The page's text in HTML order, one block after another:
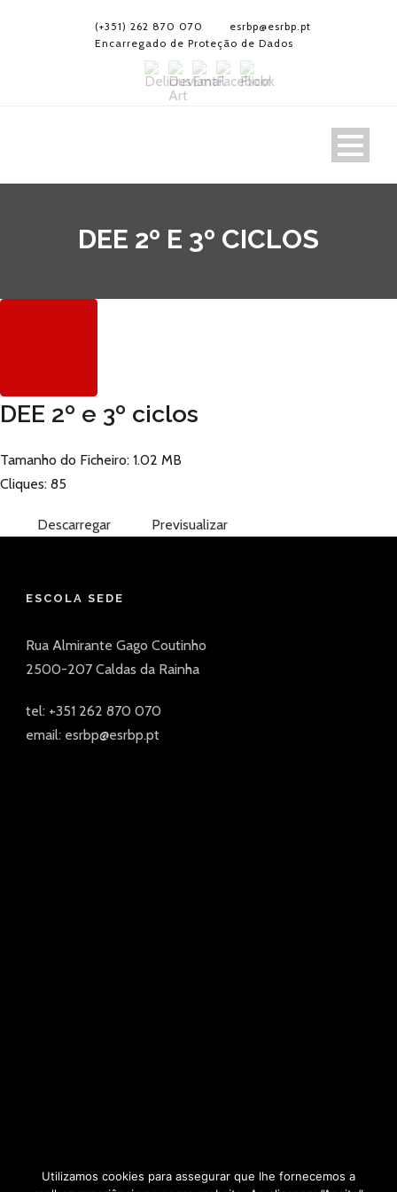
(+351) 262 870 070
esrbp@esrbp.pt
Encarregado de Proteção de Dados
DEE 2º E 3º CICLOS
DEE 2º e 3º ciclos
Tamanho do Ficheiro: 1.02 MB
Cliques: 85
Descarregar Previsualizar
ESCOLA SEDE
Rua Almirante Gago Coutinho
2500-207 Caldas da Rainha
tel: +351 262 870 070
email: esrbp@esrbp.pt
Utilizamos cookies para assegurar que lhe fornecemos a